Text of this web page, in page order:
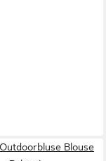
Blouse